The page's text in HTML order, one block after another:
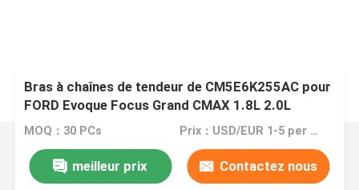
Bras à chaînes de tendeur de CM5E6K255AC pour
FORD Evoque Focus Grand CMAX 1.8L 2.0L
1997cc 16V TXDB XQDA 11-15
MOQ：30 PCs Prix：USD/EUR 1-5 per pcs
meilleur prix Contactez nous